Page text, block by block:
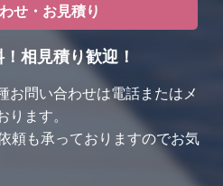
せ・お見積り
相見積り歓迎！
お問い合わせは電話またはメ
ます。
頼も承っておりますのでお気